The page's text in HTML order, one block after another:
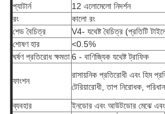
প্যাটার্ন
12 এলোমেলো নিদর্শন
রং
কালো রং
শেড বৈচিত্র
V4- যথেষ্ট বৈচিত্র (প্রতিটি
শোষণ হার
<0.5%
ঘর্ষণ প্রতিরোধ ক্ষমতা6 - বাণিজ্যিক যথেষ্ট ট্রাফিক
ফাংশন
রাসায়নিক প্রতিরোধী এবং হিম
টেরিয়ারোধী, তাপ নিরোধক,
ব্যবহার
ইনডোর এবং আউটডোর মেঝে এবং